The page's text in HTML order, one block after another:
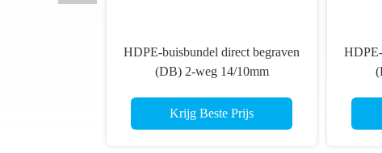
HDPE-buisbundel direct begraven
(DB) 2-weg 14/10mm
Krijg Beste Prijs